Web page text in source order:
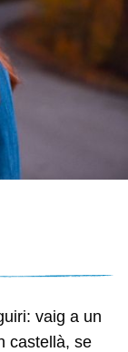
vaig a un
castellà, se